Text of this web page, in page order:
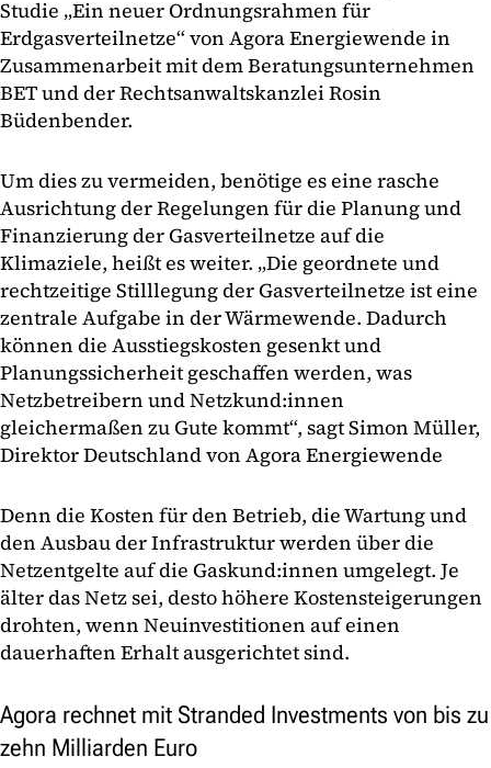
Studie „Ein neuer Ordnungsrahmen für
Erdgasverteilnetze“ von Agora Energiewende in
Zusammenarbeit mit dem Beratungsunternehmen
BET und der Rechtsanwaltskanzlei Rosin
Büdenbender.
Um dies zu vermeiden, benötige es eine rasche
Ausrichtung der Regelungen für die Planung und
Finanzierung der Gasverteilnetze auf die
Klimaziele, heißt es weiter. „Die geordnete und
rechtzeitige Stilllegung der Gasverteilnetze ist eine
zentrale Aufgabe in der Wärmewende. Dadurch
können die Ausstiegskosten gesenkt und
Planungssicherheit geschaffen werden, was
Netzbetreibern und Netzkund:innen
gleichermaßen zu Gute kommt“, sagt Simon Müller,
Direktor Deutschland von Agora Energiewende
Denn die Kosten für den Betrieb, die Wartung und
den Ausbau der Infrastruktur werden über die
Netzentgelte auf die Gaskund:innen umgelegt. Je
älter das Netz sei, desto höhere Kostensteigerungen
drohten, wenn Neuinvestitionen auf einen
dauerhaften Erhalt ausgerichtet sind.
Agora rechnet mit Stranded Investments von bis zu
zehn Milliarden Euro